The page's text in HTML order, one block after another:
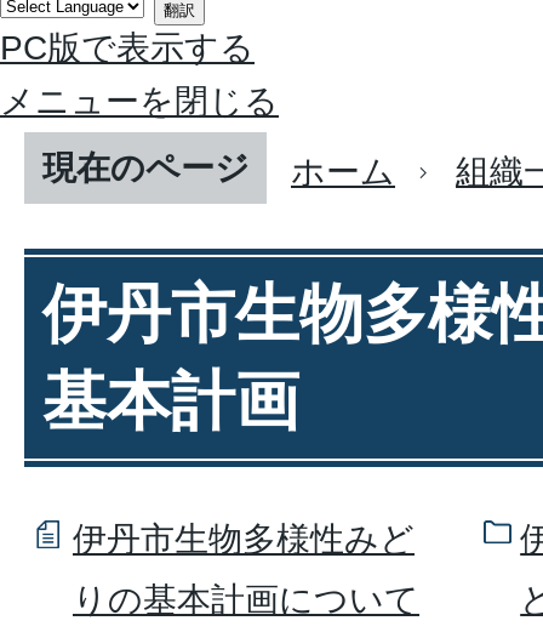
翻訳
PC版で表示する
メニューを閉じる
現在のページ
ホーム 組織
伊丹市生物多様
基本計画
伊丹市生物多様性みど
りの基本計画について